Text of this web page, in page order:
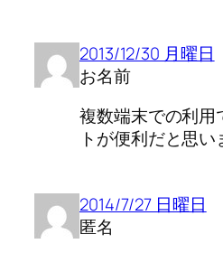
2013/12/30 月曜日
お名前
複数端末での利用
トが便利だと思い
2014/7/27 日曜日
匿名